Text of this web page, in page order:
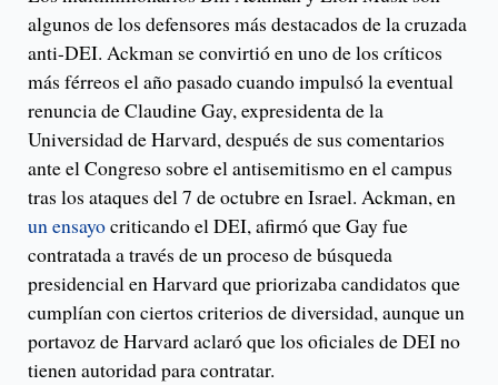
algunos de los defensores más destacados de la cruzada
anti-DEI. Ackman se convirtió en uno de los críticos
más férreos el año pasado cuando impulsó la eventual
renuncia de Claudine Gay, expresidenta de la
Universidad de Harvard, después de sus comentarios
ante el Congreso sobre el antisemitismo en el campus
tras los ataques del 7 de octubre en Israel. Ackman, en
un ensayocriticando el DEI, afirmó que Gay fue
contratada a través de un proceso de búsqueda
presidencial en Harvard que priorizaba candidatos que
cumplían con ciertos criterios de diversidad, aunque un
portavoz de Harvard aclaró que los oficiales de DEI no
tienen autoridad para contratar.